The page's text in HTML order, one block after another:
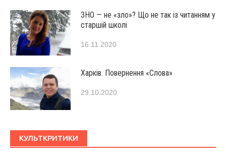
ЗНО — не «зло»? Що не так із читанням у
старшій школі
16.11.2020
Харків. Повернення «Слова»
29.10.2020
КУЛЬТКРИТИКИ